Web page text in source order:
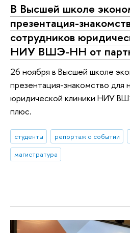
В Высшей школе
презентация-
сотрудников
НИУ ВШЭ-НН от
26 ноября в Высшей школе
презентация-знакомство для
юридической клиники НИУ
плюс.
студенты репортаж о событии
магистратура